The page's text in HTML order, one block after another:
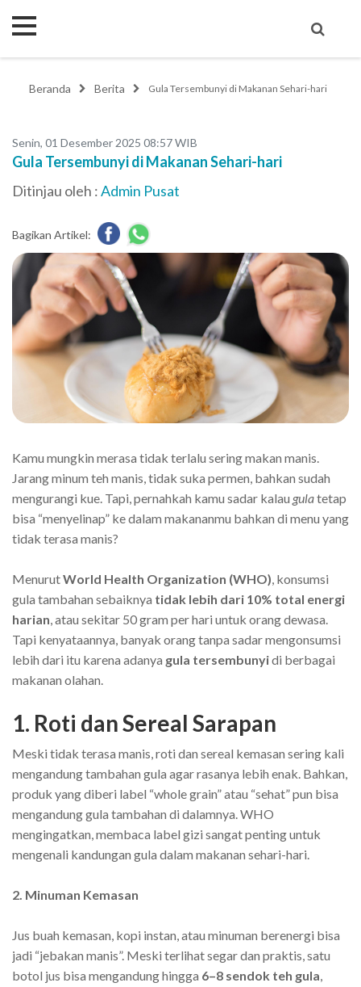
Beranda Berita Gula Tersembunyi di Makanan Sehari-hari
Senin, 01 Desember 2025 08:57 WIB
Gula Tersembunyi di Makanan Sehari-hari
Ditinjau oleh :Admin Pusat
Bagikan Artikel:
Kamu mungkin merasa tidak terlalu sering makan manis.
Jarang minum teh manis, tidak suka permen, bahkan sudah
mengurangi kue. Tapi, pernahkah kamu sadar kalau gulatetap
bisa “menyelinap” ke dalam makananmu bahkan di menu yang
tidak terasa manis?
MenurutWorld Health Organization (WHO), konsumsi
gula tambahan sebaiknya tidak lebih dari 10% total energi
harian, atau sekitar 50 gram per hari untuk orang dewasa.
Tapi kenyataannya, banyak orang tanpa sadar mengonsumsi
lebih dari itu karena adanya gula tersembunyidi berbagai
makanan olahan.
1. Roti dan Sereal Sarapan
Meski tidak terasa manis, roti dan sereal kemasan sering kali
mengandung tambahan gula agar rasanya lebih enak. Bahkan,
produk yang diberi label “whole grain” atau “sehat” pun bisa
mengandung gula tambahan di dalamnya. WHO
mengingatkan, membaca label gizi sangat penting untuk
mengenali kandungan gula dalam makanan sehari-hari.
2. Minuman Kemasan
Jus buah kemasan, kopi instan, atau minuman berenergi bisa
jadi “jebakan manis”. Meski terlihat segar dan praktis, satu
botol jus bisa mengandung hingga 6–8 sendok teh gula,